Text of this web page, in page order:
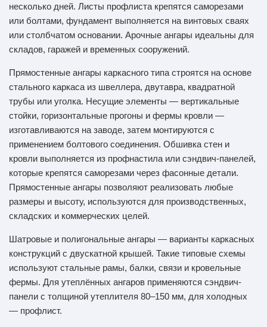
несколько дней. Листы профлиста крепятся саморезами
или болтами, фундамент выполняется на винтовых сваях
или столбчатом основании. Арочные ангары идеальны для
складов, гаражей и временных сооружений.
Прямостенные ангары каркасного типа строятся на основе
стального каркаса из швеллера, двутавра, квадратной
трубы или уголка. Несущие элементы — вертикальные
стойки, горизонтальные прогоны и фермы кровли —
изготавливаются на заводе, затем монтируются с
применением болтового соединения. Обшивка стен и
кровли выполняется из профнастила или сэндвич-панелей,
которые крепятся саморезами через фасонные детали.
Прямостенные ангары позволяют реализовать любые
размеры и высоту, используются для производственных,
складских и коммерческих целей.
Шатровые и полигональные ангары — варианты каркасных
конструкций с двускатной крышей. Такие типовые схемы
используют стальные рамы, балки, связи и кровельные
фермы. Для утеплённых ангаров применяются сэндвич-
панели с толщиной утеплителя 80–150 мм, для холодных
— профлист.